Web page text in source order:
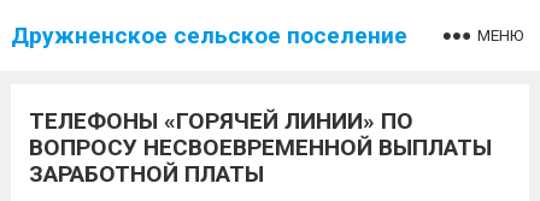
Дружненское сельское поселение МЕНЮ
ТЕЛЕФОНЫ «ГОРЯЧЕЙ ЛИНИИ» ПО
ВОПРОСУ НЕСВОЕВРЕМЕННОЙ ВЫПЛАТЫ
ЗАРАБОТНОЙ ПЛАТЫ